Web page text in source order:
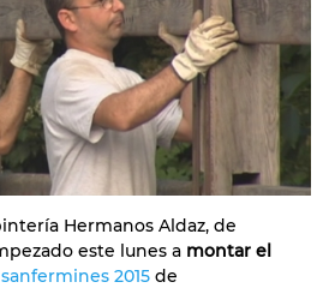
Hermanos Aldaz, de
este lunes a montar el
sanfermines 2015 de